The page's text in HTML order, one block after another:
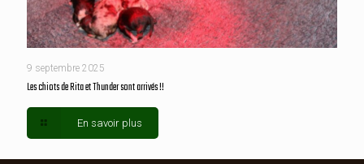
9 septembre 2025
Les chiots de Rita et Thunder sont arrivés !!
En savoir plus